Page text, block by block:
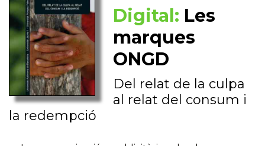
Digital: Les
marques
ONGD
Del relat de la culpa
al relat del consum i
la redempció